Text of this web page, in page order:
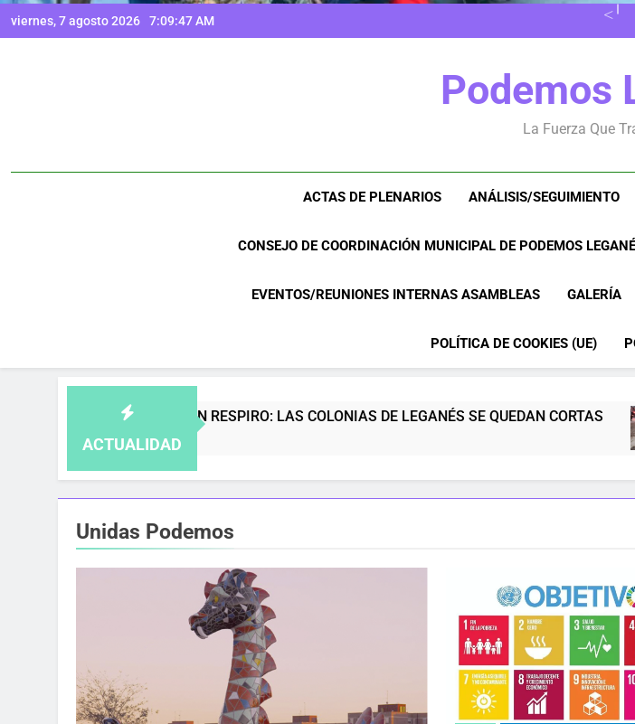
viernes, 7 agosto 2026 7:09:48 AM
Podemos
La Fuerza Que
ACTAS DE PLENARIOS ANÁLISIS/SEGUIMIENTO
CONSEJO DE COORDINACIÓN MUNICIPAL DE PODEMOS
EVENTOS/REUNIONES INTERNAS ASAMBLEAS GALERÍA
POLÍTICA DE COOKIES (UE)
ACTUALIDAD
SIN RESPIRO: LAS COLONIAS DE LEGANÉS SE QUEDAN CORTAS NOS
5 Meses Atrás
Unidas Podemos